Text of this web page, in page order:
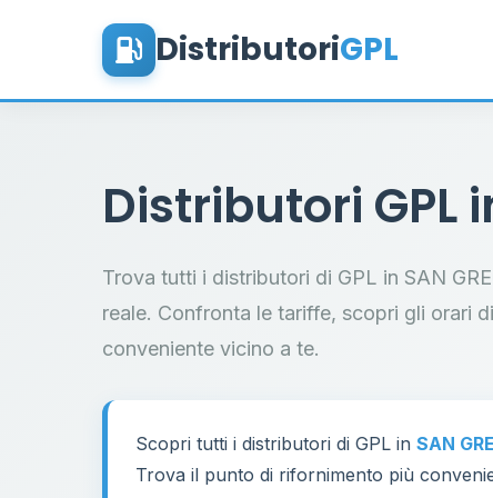
DistributoriGPL
Distributori GPL
Trova tutti i distributori di GPL in SAN
reale. Confronta le tariffe, scopri gli orari
conveniente vicino a te.
Scopri tutti i distributori di GPL in SAN
Trova il punto di rifornimento più